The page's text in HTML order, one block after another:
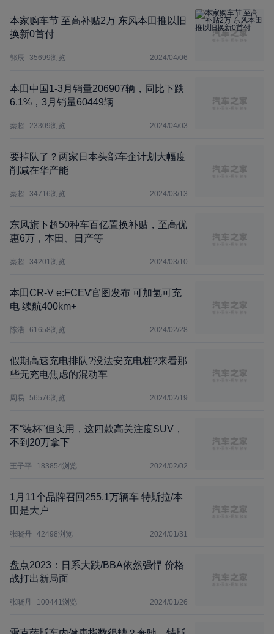
本家购车节 至高补贴2万 东风本田推以旧
换新0首付
郭辰 35699浏览 2024/04/06
本田中国1-3月销量206907辆，同比下跌
6.1%，3月销量60449辆
秦超 23309浏览 2024/04/03
要掉队了？两家日本头部车企计划大幅度
削减在华产能
秦超 34716浏览 2024/03/13
东风旗下超50种车百亿置换补贴，至高优
惠6万，本田、日产等
秦超 34201浏览 2024/03/10
本田CR-V e:FCEV官图发布 可加氢可充
电 续航400km+
陈浩 61658浏览 2024/02/28
假期高速充电排队?没法安充电桩?来看那
些无充电焦虑的混动车
周易 56576浏览 2024/02/19
不“装杯”但实用，这四款高关注度SUV，
不到20万拿下
王子平 183854浏览 2024/02/02
1月11个品牌召回255.1万辆车 特斯拉/本
田是大户
张晓丹 42498浏览 2024/01/31
盘点2023：日系大跌/BBA依然强悍 价格
战打出新局面
张晓丹 100441浏览 2024/01/26